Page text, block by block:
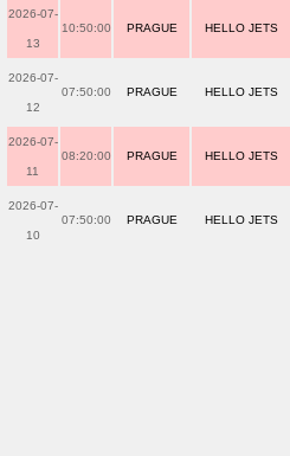
2026-07-
13
10:50:00 PRAGUE HELLO JETS
2026-07-
12
07:50:00 PRAGUE HELLO JETS
2026-07-
11
08:20:00 PRAGUE HELLO JETS
2026-07-
10
07:50:00 PRAGUE HELLO JETS